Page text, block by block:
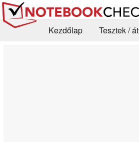
Kezdőlap
Tesztek /